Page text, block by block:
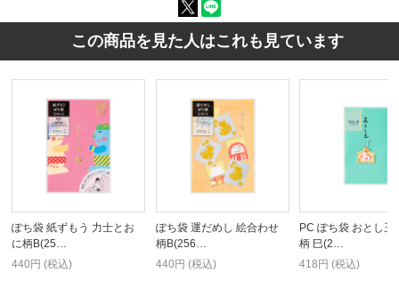
この商品を見た人はこれも見ています
ぽち袋 紙ずもう 力士とお
に柄B(25…
440円 (税込)
ぽち袋 運だめし 絵合わせ
柄B(256…
440円 (税込)
PC ぽち袋 おとし玉
柄 巳(2…
418円 (税込)